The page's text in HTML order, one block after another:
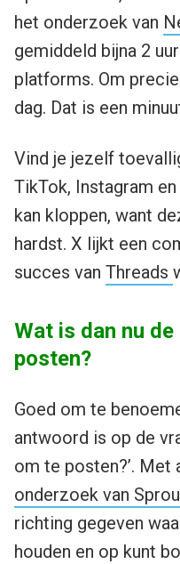
het onderzoek van
gemiddeld bijna 2
platforms. Om
dag. Dat is een
Vind je jezelf
TikTok, Instagram
kan kloppen, want
hardst. X lijkt een
succes van Threads
Wat is dan nu
posten?
Goed om te
antwoord is op de
om te posten?’. Met
onderzoek van
richting gegeven
houden en op kunt